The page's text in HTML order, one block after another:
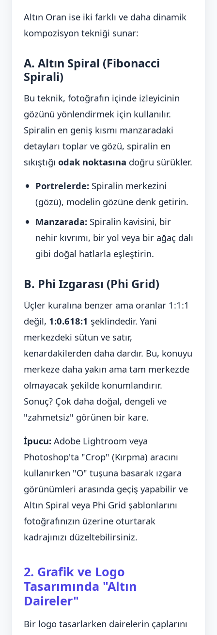
Altın Oran ise iki farklı ve daha dinamik
kompozisyon tekniği sunar:
A. Altın Spiral (Fibonacci
Spirali)
Bu teknik, fotoğrafın içinde izleyicinin
gözünü yönlendirmek için kullanılır.
Spiralin en geniş kısmı manzaradaki
detayları toplar ve gözü, spiralin en
sıkıştığı odak noktasına doğru sürükler.
Portrelerde: Spiralin merkezini
(gözü), modelin gözüne denk getirin.
Manzarada: Spiralin kavisini, bir
nehir kıvrımı, bir yol veya bir ağaç dalı
gibi doğal hatlarla eşleştirin.
B. Phi Izgarası (Phi Grid)
Üçler kuralına benzer ama oranlar 1:1:1
değil, 1:0.618:1 şeklindedir. Yani
merkezdeki sütun ve satır,
kenardakilerden daha dardır. Bu, konuyu
merkeze daha yakın ama tam merkezde
olmayacak şekilde konumlandırır.
Sonuç? Çok daha doğal, dengeli ve
"zahmetsiz" görünen bir kare.
İpucu: Adobe Lightroom veya
Photoshop'ta "Crop" (Kırpma) aracını
kullanırken "O" tuşuna basarak ızgara
görünümleri arasında geçiş yapabilir ve
Altın Spiral veya Phi Grid şablonlarını
fotoğrafınızın üzerine oturtarak
kadrajınızı düzeltebilirsiniz.
2. Grafik ve Logo
Tasarımında "Altın
Daireler"
Bir logo tasarlarken dairelerin çaplarını